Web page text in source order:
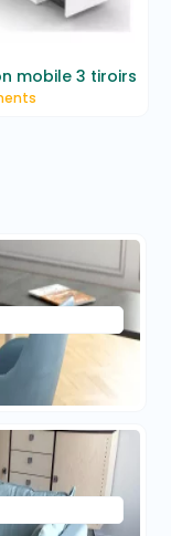
mobile 3 tiroirs